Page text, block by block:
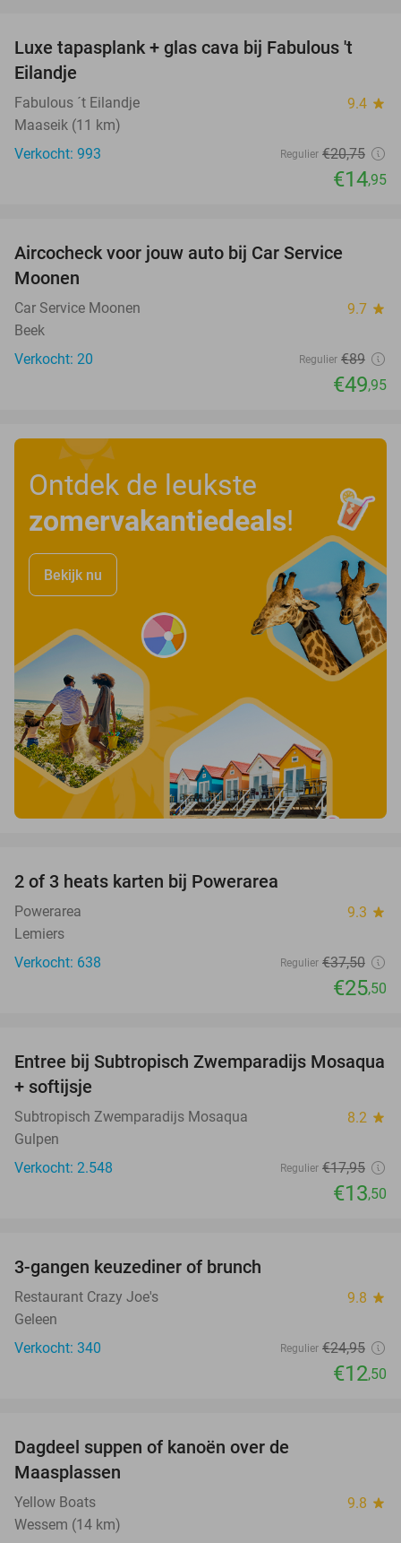
28%
Luxe tapasplank + glas cava bij Fabulous 't
Eilandje
Fabulous ´t Eilandje 9.4 star
Maaseik (11 km)
Verkocht: 993
Regulier €20,75
€14,95
Aircocheck voor jouw auto bij Car Service
Moonen
Car Service Moonen 9.7 star
Beek
Verkocht: 20
Regulier €89
€49,95
Ontdek de leukste
zomervakantiedeals!
Bekijk nu
2 of 3 heats karten bij Powerarea
Powerarea 9.3 star
Lemiers
Verkocht: 638
Regulier €37,50
€25,50
25%
Entree bij Subtropisch Zwemparadijs Mosaqua
+ softijsje
Subtropisch Zwemparadijs Mosaqua 8.2 star
Gulpen
Verkocht: 2.548
Regulier €17,95
€13,50
3-gangen keuzediner of brunch
Restaurant Crazy Joe's 9.8 star
Geleen
Verkocht: 340
Regulier €24,95
€12,50
Dagdeel suppen of kanoën over de
Maasplassen
Yellow Boats 9.8 star
Wessem (14 km)